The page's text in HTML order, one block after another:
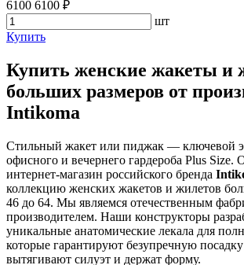
6100 6100 ₽
шт
Купить
Купить женские жакеты и
больших размеров от
Intikoma
Стильный жакет или пиджак — ключевой
офисного и вечернего гардероба Plus
интернет-магазин российского бренда
коллекцию женских жакетов и жилетов
46 до 64. Мы являемся отечественным
производителем. Наши конструкторы
уникальные анатомические лекала для
которые гарантируют безупречную
вытягивают силуэт и держат форму.